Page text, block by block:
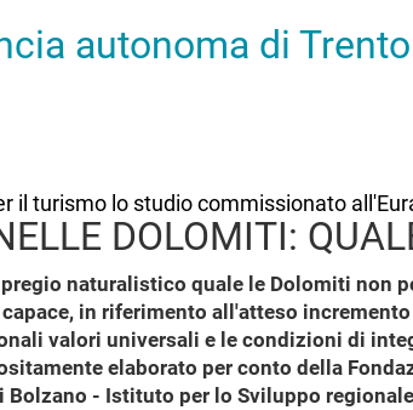
autonoma di Trento
il turismo lo studio commissionato
DOLOMITI:
naturalistico quale le Dolomiti non
in riferimento all'atteso
valori universali e le condizioni di
elaborato per conto della
Bolzano - Istituto per lo Sviluppo